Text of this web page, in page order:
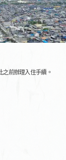
之前辦理入住手續。